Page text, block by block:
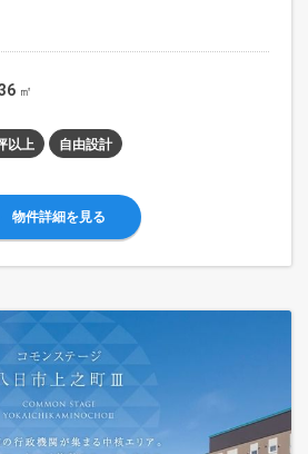
㎡
以上 自由設計
物件詳細を見る